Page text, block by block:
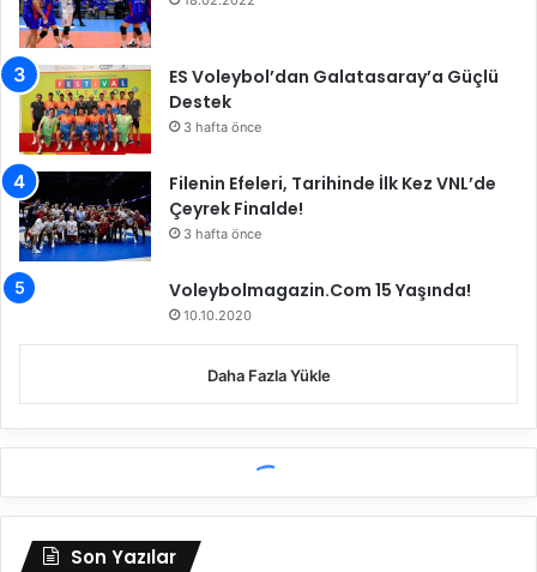
ES Voleybol’dan Galatasaray’a Güçlü
Destek
3 hafta önce
Filenin Efeleri, Tarihinde İlk Kez VNL’de
Çeyrek Finalde!
3 hafta önce
Voleybolmagazin.Com 15 Yaşında!
10.10.2020
Daha Fazla Yükle
Son Yazılar